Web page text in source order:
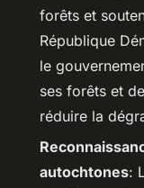
forêts et
République
le
ses forêts et
réduire la
autochtones: